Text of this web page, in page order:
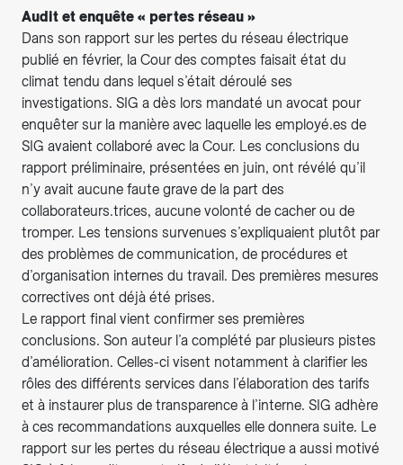
Audit et enquête « pertes réseau »
Dans son rapport sur les pertes du réseau électrique
publié en février, la Cour des comptes faisait état du
climat tendu dans lequel s’était déroulé ses
investigations. SIG a dès lors mandaté un avocat pour
enquêter sur la manière avec laquelle les employé.es de
SIG avaient collaboré avec la Cour. Les conclusions du
rapport préliminaire, présentées en juin, ont révélé qu’il
n’y avait aucune faute grave de la part des
collaborateurs.trices, aucune volonté de cacher ou de
tromper. Les tensions survenues s’expliquaient plutôt par
des problèmes de communication, de procédures et
d’organisation internes du travail. Des premières mesures
correctives ont déjà été prises.
Le rapport final vient confirmer ses premières
conclusions. Son auteur l’a complété par plusieurs pistes
d’amélioration. Celles-ci visent notamment à clarifier les
rôles des différents services dans l’élaboration des tarifs
et à instaurer plus de transparence à l’interne. SIG adhère
à ces recommandations auxquelles elle donnera suite. Le
rapport sur les pertes du réseau électrique a aussi motivé